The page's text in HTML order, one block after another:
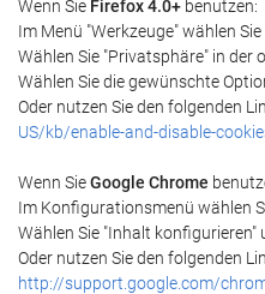
Wenn Sie Firefox 4.0+ benutzen:
Im Menü "Werkzeuge" wählen Sie
Wählen Sie "Privatsphäre" in der
Wählen Sie die gewünschte
Oder nutzen Sie den folgenden
US/kb/enable-and-disable-
Wenn SieGoogle Chrome
Im Konfigurationsmenü wählen
Wählen Sie "Inhalt konfigurieren"
Oder nutzen Sie den folgenden
http://support.google.com/